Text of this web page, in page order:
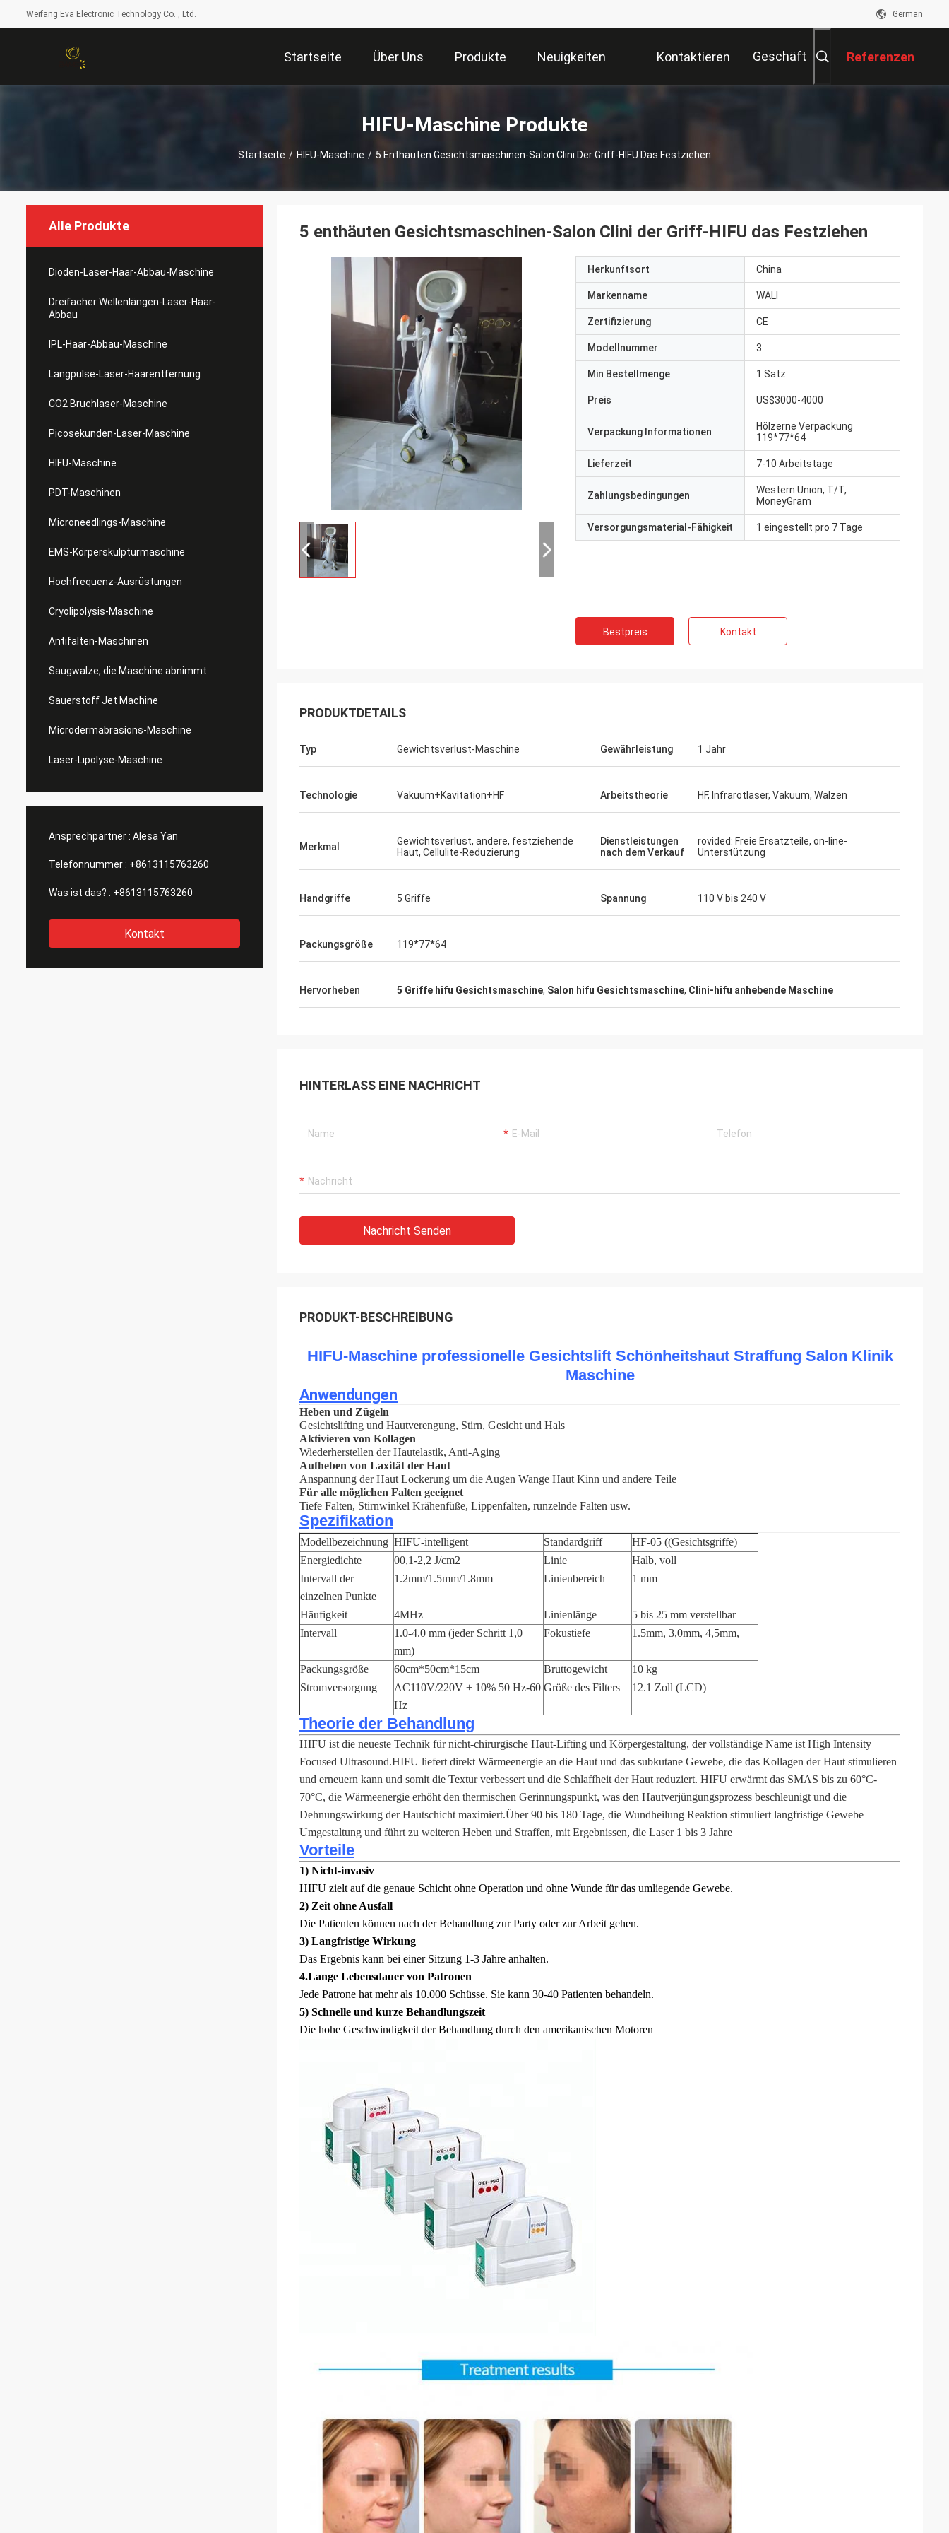
Weifang Eva Electronic Technology Co. , Ltd. German
Startseite Über Uns Produkte Neuigkeiten Kontaktieren Geschäft Referenzen
HIFU-Maschine Produkte
Startseite / HIFU-Maschine / 5 Enthäuten Gesichtsmaschinen-Salon Clini Der Griff-HIFU Das Festziehen
Alle Produkte
Dioden-Laser-Haar-Abbau-Maschine
Dreifacher Wellenlängen-Laser-Haar-
Abbau
IPL-Haar-Abbau-Maschine
Langpulse-Laser-Haarentfernung
CO2 Bruchlaser-Maschine
Picosekunden-Laser-Maschine
HIFU-Maschine
PDT-Maschinen
Microneedlings-Maschine
EMS-Körperskulpturmaschine
Hochfrequenz-Ausrüstungen
Cryolipolysis-Maschine
Antifalten-Maschinen
Saugwalze, die Maschine abnimmt
Sauerstoff Jet Machine
Microdermabrasions-Maschine
Laser-Lipolyse-Maschine
Ansprechpartner : Alesa Yan
Telefonnummer : +8613115763260
Was ist das? : +8613115763260
Kontakt
5 enthäuten Gesichtsmaschinen-Salon Clini der Griff-HIFU das Festziehen
Herkunftsort China
Markenname WALI
Zertifizierung CE
Modellnummer 3
Min Bestellmenge 1 Satz
Preis US$3000-4000
Verpackung Informationen
Hölzerne Verpackung
119*77*64
Lieferzeit 7-10 Arbeitstage
Zahlungsbedingungen
Western Union, T/T,
MoneyGram
Versorgungsmaterial-Fähigkeit 1 eingestellt pro 7 Tage
Bestpreis Kontakt
PRODUKTDETAILS
Typ Gewichtsverlust-Maschine Gewährleistung 1 Jahr
Technologie Vakuum+Kavitation+HF Arbeitstheorie HF, Infrarotlaser, Vakuum, Walzen
Merkmal
Gewichtsverlust, andere, festziehende
Haut, Cellulite-Reduzierung
Dienstleistungen
nach dem Verkauf
rovided: Freie Ersatzteile, on-line-
Unterstützung
Handgriffe 5 Griffe Spannung 110 V bis 240 V
Packungsgröße 119*77*64
Hervorheben 5 Griffe hifu Gesichtsmaschine, Salon hifu Gesichtsmaschine, Clini-hifu anhebende Maschine
HINTERLASS EINE NACHRICHT
Nachricht Senden
PRODUKT-BESCHREIBUNG
HIFU-Maschine professionelle Gesichtslift Schönheitshaut Straffung Salon Klinik
Maschine
Anwendungen
Heben und Zügeln
Gesichtslifting und Hautverengung, Stirn, Gesicht und Hals
Aktivieren von Kollagen
Wiederherstellen der Hautelastik, Anti-Aging
Aufheben von Laxität der Haut
Anspannung der Haut Lockerung um die Augen Wange Haut Kinn und andere Teile
Für alle möglichen Falten geeignet
Tiefe Falten, Stirnwinkel Krähenfüße, Lippenfalten, runzelnde Falten usw.
Spezifikation
Modellbezeichnung HIFU-intelligent Standardgriff
HF-05 ((Gesichtsgriffe)
Energiedichte
00,1-2,2 J/cm2 Linie
Halb, voll
Intervall der
einzelnen Punkte
1.2mm/1.5mm/1.8mm Linienbereich 1 mm
Häufigkeit 4MHz Linienlänge
5 bis 25 mm verstellbar
Intervall
1.0-4.0 mm (jeder Schritt 1,0
mm)
Fokustiefe 1.5mm, 3,0mm, 4,5mm,
Packungsgröße 60cm*50cm*15cm Bruttogewicht
10 kg
Stromversorgung
AC110V/220V ± 10% 50 Hz-60
Hz
Größe des Filters 12.1 Zoll (LCD)
Theorie der Behandlung
HIFU ist die neueste Technik für nicht-chirurgische Haut-Lifting und Körpergestaltung, der vollständige Name ist High Intensity
Focused Ultrasound.HIFU liefert direkt Wärmeenergie an die Haut und das subkutane Gewebe, die das Kollagen der Haut stimulieren
und erneuern kann und somit die Textur verbessert und die Schlaffheit der Haut reduziert. HIFU erwärmt das SMAS bis zu 60°C-
70°C, die Wärmeenergie erhöht den thermischen Gerinnungspunkt, was den Hautverjüngungsprozess beschleunigt und die
Dehnungswirkung der Hautschicht maximiert.Über 90 bis 180 Tage, die Wundheilung Reaktion stimuliert langfristige Gewebe
Umgestaltung und führt zu weiteren Heben und Straffen, mit Ergebnissen, die Laser 1 bis 3 Jahre
Vorteile
1) Nicht-invasiv
HIFU zielt auf die genaue Schicht ohne Operation und ohne Wunde für das umliegende Gewebe.
2) Zeit ohne Ausfall
Die Patienten können nach der Behandlung zur Party oder zur Arbeit gehen.
3) Langfristige Wirkung
Das Ergebnis kann bei einer Sitzung 1-3 Jahre anhalten.
4.Lange Lebensdauer von Patronen
Jede Patrone hat mehr als 10.000 Schüsse. Sie kann 30-40 Patienten behandeln.
5) Schnelle und kurze Behandlungszeit
Die hohe Geschwindigkeit der Behandlung durch den amerikanischen Motoren